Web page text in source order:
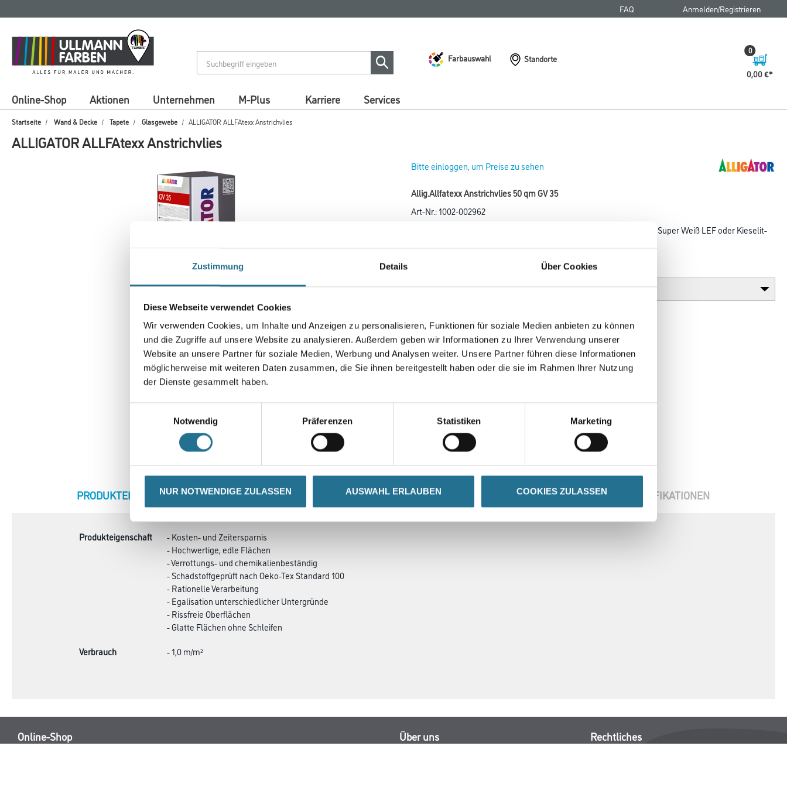
Zustimmung Details Über Cookies
Diese Webseite verwendet Cookies
Wir verwenden Cookies, um Inhalte und Anzeigen zu personalisieren, Funktionen für soziale Medien anbieten zu können
und die Zugriffe auf unsere Website zu analysieren. Außerdem geben wir Informationen zu Ihrer Verwendung unserer
Website an unsere Partner für soziale Medien, Werbung und Analysen weiter. Unsere Partner führen diese Informationen
möglicherweise mit weiteren Daten zusammen, die Sie ihnen bereitgestellt haben oder die sie im Rahmen Ihrer Nutzung
der Dienste gesammelt haben.
Notwendig
Präferenzen Statistiken Marketing
NUR NOTWENDIGE ZULASSEN AUSWAHL ERLAUBEN COOKIES ZULASSEN
springen
springen
FAQ Anmelden/Registrieren
Farbauswahl
Standorte
0,00 €
0
Online-Shop Aktionen Unternehmen M-Plus Karriere Services
Startseite Wand & Decke Tapete Glasgewebe ALLIGATOR ALLFAtexx Anstrichvlies
ALLIGATOR ALLFAtexx Anstrichvlies
Bitte einloggen, um Preise zu sehen
Allig.Allfatexx Anstrichvlies 50 qm GV 35
Art-Nr.:1002-002962
Unbeschichtetes Glasvlies zur Verarbeitung im Anstrichsystem mit Super Weiß LEF oder Kieselit-
Umrechnungsfaktoren
CURRENT
PRODUKTEIGENSCHAFTEN ZUSATZINFOS GEFAHRENHINWEISE DATENBLÄTTER SPEZIFIKATIONEN
Produkteigenschaft
- Kosten- und Zeitersparnis
- Hochwertige, edle Flächen
- Verrottungs- und chemikalienbeständig
- Schadstoffgeprüft nach Oeko-Tex Standard 100
- Rationelle Verarbeitung
- Egalisation unterschiedlicher Untergründe
- Rissfreie Oberflächen
- Glatte Flächen ohne Schleifen
Verbrauch
- 1,0 m/m²
Online-Shop Über uns Rechtliches